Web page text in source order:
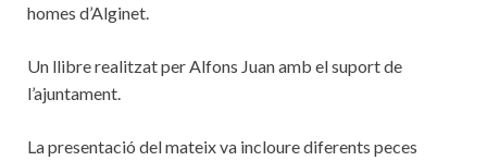
homes d’Alginet.
Un llibre realitzat per Alfons Juan amb el suport de
l’ajuntament.
La presentació del mateix va incloure diferents peces